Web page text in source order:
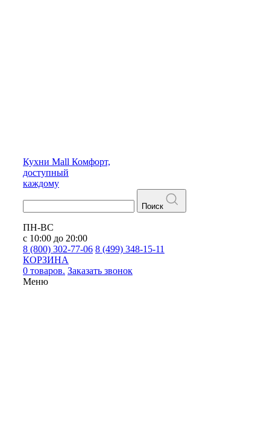
Кухни Mall Комфорт,
доступный
каждому
Поиск
ПН-ВС
с 10:00 до 20:00
8 (800) 302-77-06 8 (499) 348-15-11
КОРЗИНА
0 товаров. Заказать звонок
Меню